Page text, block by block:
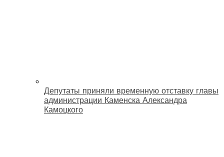
Депутаты приняли временную отставку главы
администрации Каменска Александра
Камоцкого